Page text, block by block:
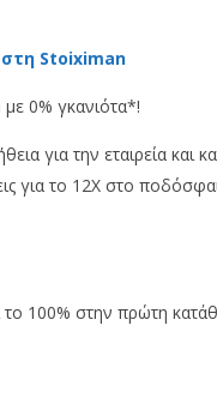
Stoiximan
0% γκανιότα*!
για την εταιρεία και
για το 12Χ στο
το 100% στην πρώτη